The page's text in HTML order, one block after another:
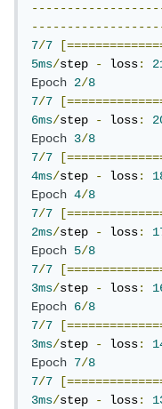
7/7
5ms/step - loss:
Epoch
2/8
7/7
6ms/step - loss:
Epoch
3/8
7/7
4ms/step - loss:
Epoch
4/8
7/7
2ms/step - loss:
Epoch
5/8
7/7
3ms/step - loss:
Epoch
6/8
7/7
3ms/step - loss:
Epoch
7/8
7/7
3ms/step - loss: